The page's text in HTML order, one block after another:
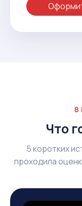
Что
5 коротких
проходила